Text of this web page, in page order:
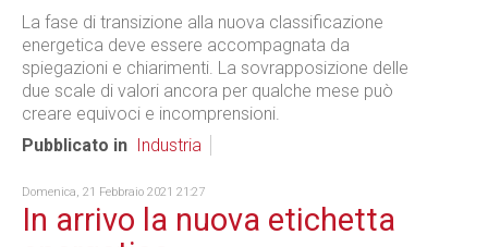
La fase di transizione alla nuova classificazione
energetica deve essere accompagnata da
spiegazioni e chiarimenti. La sovrapposizione delle
due scale di valori ancora per qualche mese può
creare equivoci e incomprensioni.
Pubblicato in
Industria
Domenica, 21 Febbraio 2021 21:27
In arrivo la nuova etichetta